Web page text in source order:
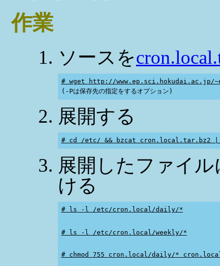
作業
ソースを
# wget http://
展開する
# cd /etc/ && bzcat cron.local.tar.bz2
展開したファイ
ける
# ls -l /etc/cron.local/daily/*
# ls -l /etc/cron.local/weekly/*
# chmod 755 cron.local/daily/*